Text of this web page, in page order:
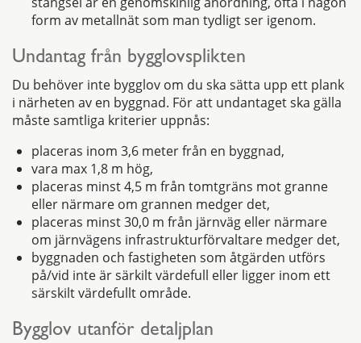
form av metallnät som man tydligt ser igenom.
Undantag från bygglovsplikten
Du behöver inte bygglov om du ska sätta upp ett plank
i närheten av en byggnad. För att undantaget ska gälla
måste samtliga kriterier uppnås:
placeras inom 3,6 meter från en byggnad,
vara max 1,8 m hög,
placeras minst 4,5 m från tomtgräns mot granne
eller närmare om grannen medger det,
placeras minst 30,0 m från järnväg eller närmare
om järnvägens infrastrukturförvaltare medger det,
byggnaden och fastigheten som åtgärden utförs
på/vid inte är särkilt värdefull eller ligger inom ett
särskilt värdefullt område.
Bygglov utanför detaljplan